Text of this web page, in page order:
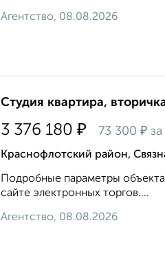
Агентство, 08.08.2026
Студия квартира,
3 376 180 ₽ 73 300 ₽
Краснофлотский район,
Подробные параметры
сайте электронных торгов....
Агентство, 08.08.2026